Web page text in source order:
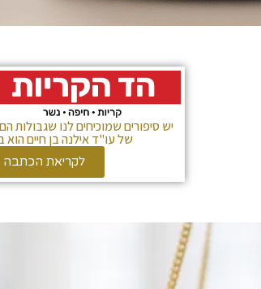
יש סיפורים שמוכיחים לנו שגבולות
של עו"ד אילנה בן חיים הוא
לקריאת הכתבה